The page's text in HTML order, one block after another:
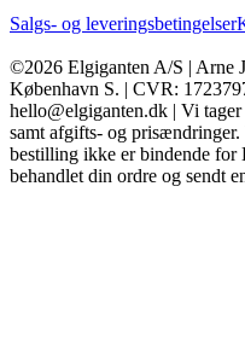
Salgs- og leveringsbetingelser
©2026 Elgiganten A/S | Arne
København S. | CVR:
hello@elgiganten.dk | Vi
samt afgifts- og
bestilling ikke er bindende for
behandlet din ordre og sendt